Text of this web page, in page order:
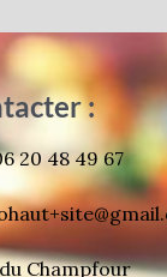
:
20 48 49 67
Champfour